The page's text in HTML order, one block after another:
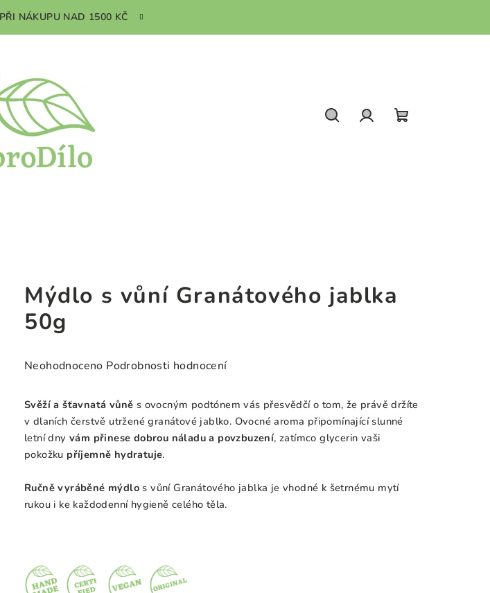
NÁKUPU NAD 1500 KČ
Mýdlo s vůní Granátového jablka
50g
Průměrné
produktu
0,0
5
hvězdiček.
Neohodnoceno Podrobnosti hodnocení
Svěží a šťavnatá vůně s ovocným podtónem vás přesvědčí o tom, že právě držíte
v dlaníchčerstvě utržené granátové jablko. Ovocné aroma připomínající slunné
letní dny vám přinese dobrou náladu a povzbuzení, zatímco glycerin vaši
pokožku příjemně hydratuje.
Ručně vyráběné mýdlo s vůní Granátového jablka je vhodné k šetrnému mytí
rukou i ke každodenní hygieně celého těla.